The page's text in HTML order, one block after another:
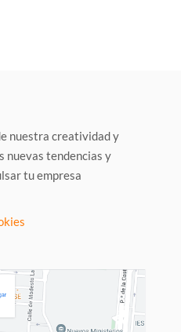
nuestra creatividad y
nuevas tendencias y
tu empresa